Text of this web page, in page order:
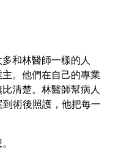
和林醫師一樣的人
。他們在自己的專業
清楚。林醫師幫病人
術後照護，他把每一